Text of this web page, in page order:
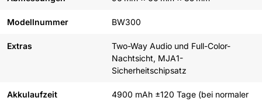
Modellnummer BW300
Extras
Two-Way Audio und Full-Color-
Nachtsicht, MJA1-
Sicherheitschipsatz
Akkulaufzeit
4900 mAh ±120 Tage (bei normaler